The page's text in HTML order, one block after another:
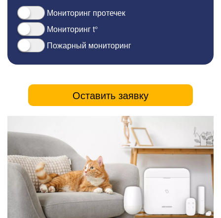
Мониторинг протечек
Мониторинг t°
Пожарный мониторинг
Оставить заявку